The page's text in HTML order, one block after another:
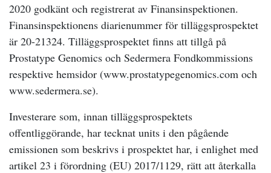
2020 godkänt och registrerat av Finansinspektionen.
Finansinspektionens diarienummer för tilläggsprospektet
är 20-21324. Tilläggsprospektet finns att tillgå på
Prostatype Genomics och Sedermera Fondkommissions
respektive hemsidor (www.prostatypegenomics.com och
www.sedermera.se).
Investerare som, innan tilläggsprospektets
offentliggörande, har tecknat units i den pågående
emissionen som beskrivs i prospektet har, i enlighet med
artikel 23 i förordning (EU) 2017/1129, rätt att återkalla